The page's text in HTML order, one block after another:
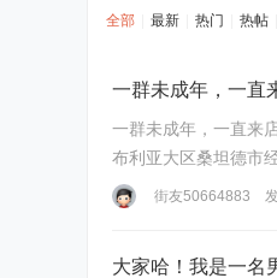
全部 最新 热门 热帖
一群未成年，一直
一群未成年，一直来
布利亚大区桑坦德市经营一家临
视性质的辱骂、朝 ...
街友50664883
大家哈！我是一名